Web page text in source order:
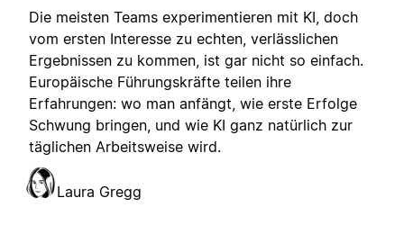
Die meisten Teams experimentieren mit KI, doch
vom ersten Interesse zu echten, verlässlichen
Ergebnissen zu kommen, ist gar nicht so einfach.
Europäische Führungskräfte teilen ihre
Erfahrungen: wo man anfängt, wie erste Erfolge
Schwung bringen, und wie KI ganz natürlich zur
täglichen Arbeitsweise wird.
Laura Gregg